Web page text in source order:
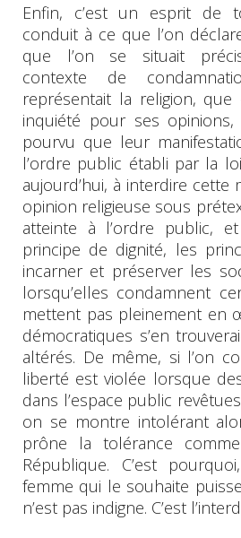
Enfin, c’est un esprit de
conduit à ce que l’on
que l’on se situait
contexte de
représentait la religion,
inquiété pour ses opinions,
pourvu que leur
l’ordre public établi par la
aujourd’hui, à interdire cette
opinion religieuse sous
atteinte à l’ordre public,
principe de dignité, les
incarner et préserver les
lorsqu’elles condamnent
mettent pas pleinement en
démocratiques s’en
altérés. De même, si l’on
liberté est violée lorsque
dans l’espace public
on se montre intolérant
prône la tolérance
République. C’est
femme qui le souhaite
n’est pas indigne. C’est